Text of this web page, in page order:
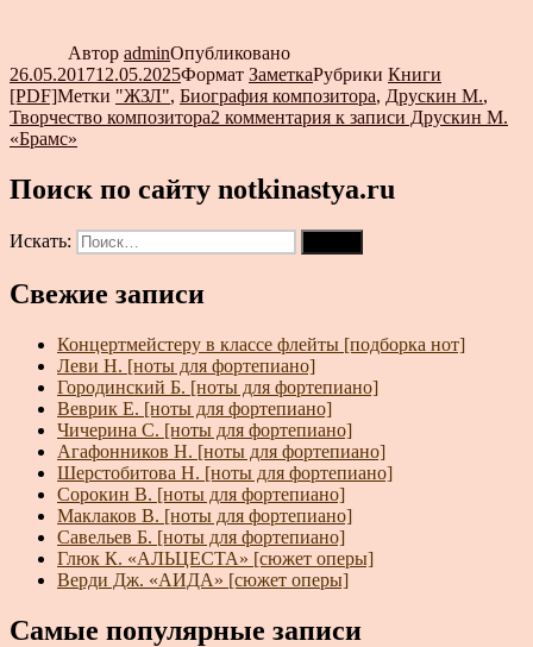
Автор adminОпубликовано
26.05.201712.05.2025Формат ЗаметкаРубрики Книги
[PDF]Метки "ЖЗЛ", Биография композитора, Друскин М.,
Творчество композитора2 комментария к записи Друскин М.
«Брамс»
Поиск по сайту notkinastya.ru
Искать:
Свежие записи
Концертмейстеру в классе флейты [подборка нот]
Леви Н. [ноты для фортепиано]
Городинский Б. [ноты для фортепиано]
Веврик Е. [ноты для фортепиано]
Чичерина С. [ноты для фортепиано]
Агафонников Н. [ноты для фортепиано]
Шерстобитова Н. [ноты для фортепиано]
Сорокин В. [ноты для фортепиано]
Маклаков В. [ноты для фортепиано]
Савельев Б. [ноты для фортепиано]
Глюк К. «АЛЬЦЕСТА» [сюжет оперы]
Верди Дж. «АИДА» [сюжет оперы]
Самые популярные записи